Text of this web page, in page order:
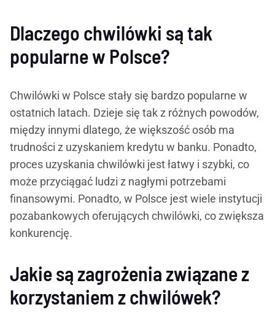
Dlaczego chwilówki są tak
popularne w Polsce?
Chwilówki w Polsce stały się bardzo popularne w
ostatnich latach. Dzieje się tak z różnych powodów,
między innymi dlatego, że większość osób ma
trudności z uzyskaniem kredytu w banku. Ponadto,
proces uzyskania chwilówki jest łatwy i szybki, co
może przyciągać ludzi z nagłymi potrzebami
finansowymi. Ponadto, w Polsce jest wiele instytucji
pozabankowych oferujących chwilówki, co zwiększa
konkurencję.
Jakie są zagrożenia związane z
korzystaniem z chwilówek?